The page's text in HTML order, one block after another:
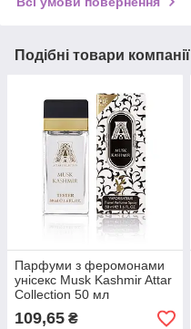
Подібні товари компанії
Парфуми з феромонами
унісекс Musk Kashmir Attar
Collection 50 мл
109,65 ₴